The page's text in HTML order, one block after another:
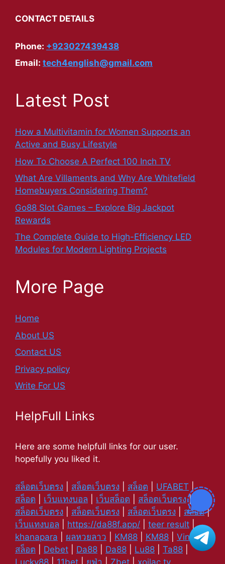
CONTACT DETAILS
Phone: +923027439438
Email: tech4english@gmail.com
Latest Post
How a Multivitamin for Women Supports an
Active and Busy Lifestyle
How To Choose A Perfect 100 Inch TV
What Are Villaments and Why Are Whitefield
Homebuyers Considering Them?
Go88 Slot Games – Explore Big Jackpot
Rewards
The Complete Guide to High-Efficiency LED
Modules for Modern Lighting Projects
More Page
Home
About US
Contact US
Privacy policy
Write For US
HelpFull Links
Here are some helpfull links for our user.
hopefully you liked it.
สล็อตเว็บตรง สล็อตเว็บตรง สล็อต UFABET |
สล็อต
เว็บแทงบอล เว็บสล็อต สล็อตเว็บตรง|
สล็อตเว็บตรง
สล็อตเว็บตรง สล็อตเว็บตรง สล็อต|
เว็บแทงบอล
https://da88f.app/ teer result
khanapara
ผลหวยลาว KM88 KM88 Vin88|
สล็อต
Debet Da88 Da88 Lu88 Ta88